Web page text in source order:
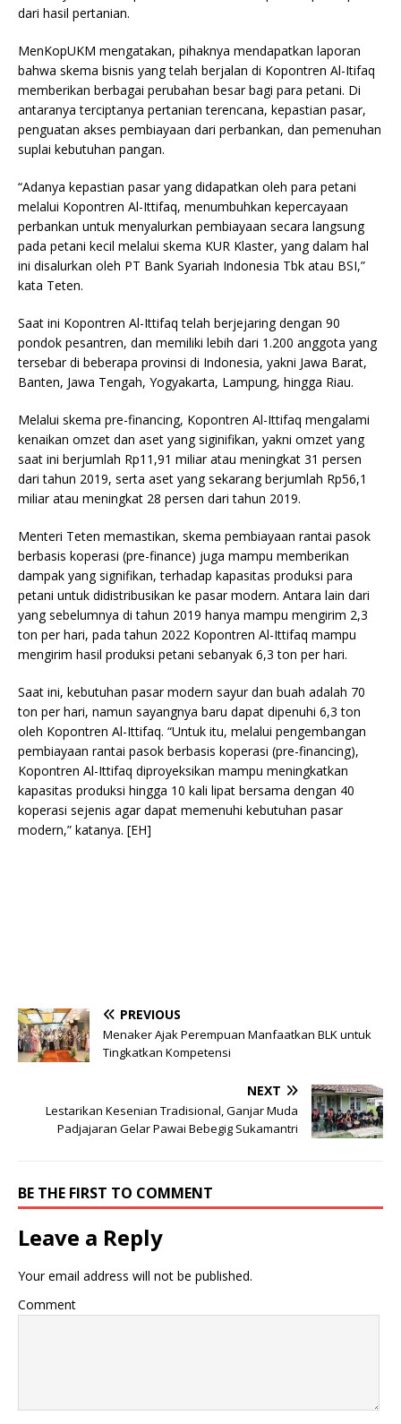
dari hasil pertanian.
MenKopUKM mengatakan, pihaknya mendapatkan laporan
bahwa skema bisnis yang telah berjalan di Kopontren Al-Itifaq
memberikan berbagai perubahan besar bagi para petani. Di
antaranya terciptanya pertanian terencana, kepastian pasar,
penguatan akses pembiayaan dari perbankan, dan pemenuhan
suplai kebutuhan pangan.
“Adanya kepastian pasar yang didapatkan oleh para petani
melalui Kopontren Al-Ittifaq, menumbuhkan kepercayaan
perbankan untuk menyalurkan pembiayaan secara langsung
pada petani kecil melalui skema KUR Klaster, yang dalam hal
ini disalurkan oleh PT Bank Syariah Indonesia Tbk atau BSI,”
kata Teten.
Saat ini Kopontren Al-Ittifaq telah berjejaring dengan 90
pondok pesantren, dan memiliki lebih dari 1.200 anggota yang
tersebar di beberapa provinsi di Indonesia, yakni Jawa Barat,
Banten, Jawa Tengah, Yogyakarta, Lampung, hingga Riau.
Melalui skema pre-financing, Kopontren Al-Ittifaq mengalami
kenaikan omzet dan aset yang siginifikan, yakni omzet yang
saat ini berjumlah Rp11,91 miliar atau meningkat 31 persen
dari tahun 2019, serta aset yang sekarang berjumlah Rp56,1
miliar atau meningkat 28 persen dari tahun 2019.
Menteri Teten memastikan, skema pembiayaan rantai pasok
berbasis koperasi (pre-finance) juga mampu memberikan
dampak yang signifikan, terhadap kapasitas produksi para
petani untuk didistribusikan ke pasar modern. Antara lain dari
yang sebelumnya di tahun 2019 hanya mampu mengirim 2,3
ton per hari, pada tahun 2022 Kopontren Al-Ittifaq mampu
mengirim hasil produksi petani sebanyak 6,3 ton per hari.
Saat ini, kebutuhan pasar modern sayur dan buah adalah 70
ton per hari, namun sayangnya baru dapat dipenuhi 6,3 ton
oleh Kopontren Al-Ittifaq. “Untuk itu, melalui pengembangan
pembiayaan rantai pasok berbasis koperasi (pre-financing),
Kopontren Al-Ittifaq diproyeksikan mampu meningkatkan
kapasitas produksi hingga 10 kali lipat bersama dengan 40
koperasi sejenis agar dapat memenuhi kebutuhan pasar
modern,” katanya. [EH]
PREVIOUS
Menaker Ajak Perempuan Manfaatkan BLK untuk
Tingkatkan Kompetensi
NEXT
Lestarikan Kesenian Tradisional, Ganjar Muda
Padjajaran Gelar Pawai Bebegig Sukamantri
BE THE FIRST TO COMMENT
Leave a Reply
Your email address will not be published.
Comment